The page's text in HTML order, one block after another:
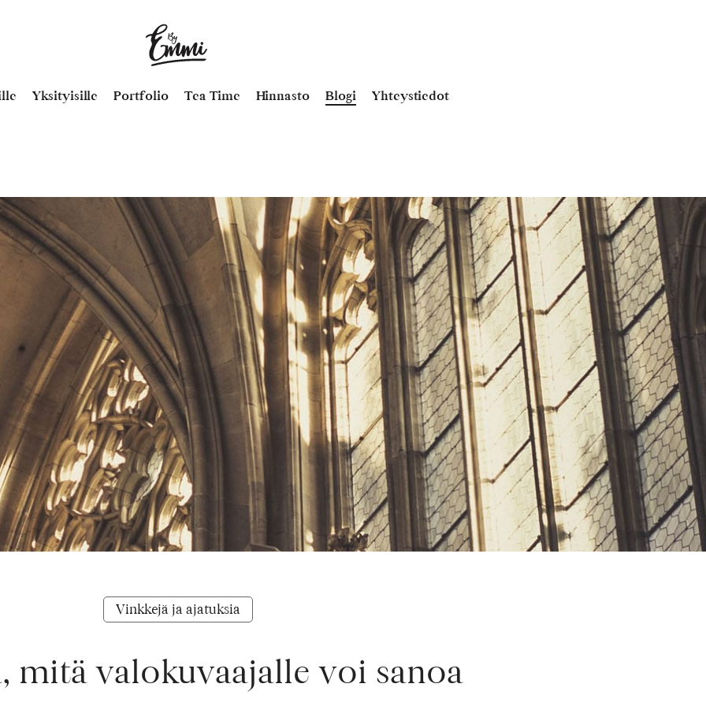
By
Emmi
Emmi
Yksityisille Portfolio Tea Time Hinnasto Blogi Yhteystiedot
Vinkkejä ja ajatuksia
mitä valokuvaajalle voi sanoa